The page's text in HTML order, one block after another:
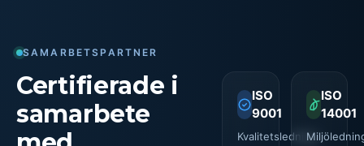
SAMARBETSPARTNER
Certifierade i
samarbete
ISO
9001
Kvalitetsledning
ISO
14001